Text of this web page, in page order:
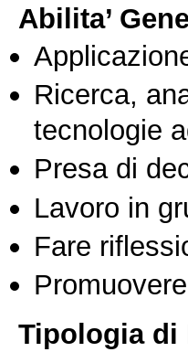
Abilita’
Ricerca,
tecnologie
Presa di
Lavoro in
Fare
Tipologia di